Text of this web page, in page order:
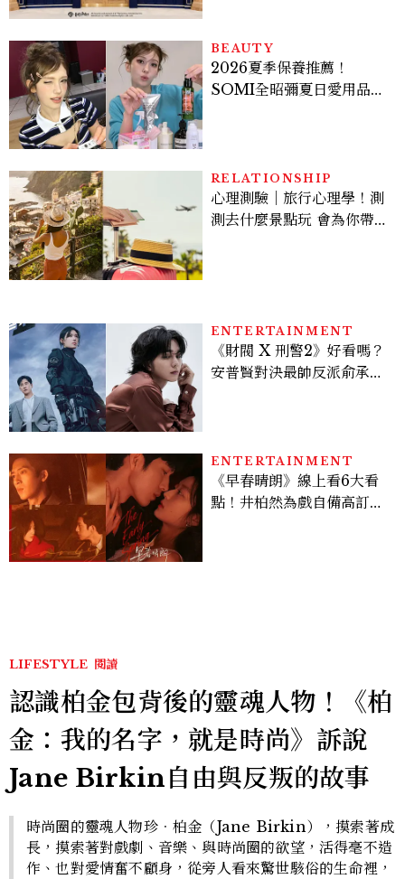
BEAUTY
2026夏季保養推薦！
SOMI全昭彌夏日愛用品公
RELATIONSHIP
心理測驗｜旅行心理學！測
測去什麼景點玩 會為你帶來
ENTERTAINMENT
《財閥 X 刑警2》好看嗎？
安普賢對決最帥反派俞承
多大？
ENTERTAINMENT
《早春晴朗》線上看6大看
點！井柏然為戲自備高訂，
LIFESTYLE 閱讀
認識柏金包背後的靈魂人物！《柏
金：我的名字，就是時尚》訴說
Jane Birkin自由與反叛的故事
時尚圈的靈魂人物珍．柏金（Jane Birkin），摸索著成
長，摸索著對戲劇、音樂、與時尚圈的欲望，活得毫不造
作、也對愛情奮不顧身，從旁人看來驚世駭俗的生命裡，